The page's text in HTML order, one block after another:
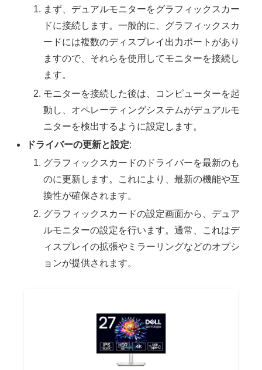
まず、デュアルモニターをグラフィックスカー
ドに接続します。一般的に、グラフィックスカ
ードには複数のディスプレイ出力ポートがあり
ますので、それらを使用してモニターを接続し
ます。
モニターを接続した後は、コンピューターを起
動し、オペレーティングシステムがデュアルモ
ニターを検出するように設定します。
ドライバーの更新と設定:
グラフィックスカードのドライバーを最新のも
のに更新します。これにより、最新の機能や互
換性が確保されます。
グラフィックスカードの設定画面から、デュア
ルモニターの設定を行います。通常、これはデ
ィスプレイの拡張やミラーリングなどのオプシ
ョンが提供されます。